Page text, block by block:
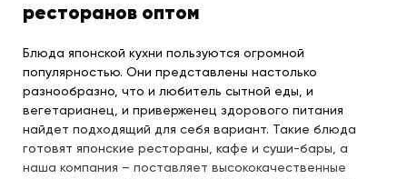
ресторанов оптом
Блюда японской кухни пользуются огромной
популярностью. Они представлены настолько
разнообразно, что и любитель сытной еды, и
вегетарианец, и приверженец здорового питания
найдет подходящий для себя вариант. Такие блюда
готовят японские рестораны, кафе и суши-бары, а
наша компания – поставляет высококачественные